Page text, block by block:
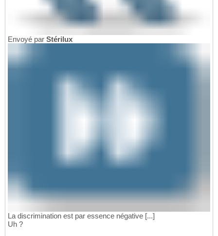
Envoyé par Stérilux
La discrimination est par essence négative [...]
Uh ?